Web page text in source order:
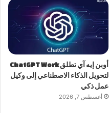
أوبن إيه آي تطلق ChatGPT Work
لتحويل الذكاء الاصطناعي إلى وكيل
عمل ذكي
أغسطس 7, 2026